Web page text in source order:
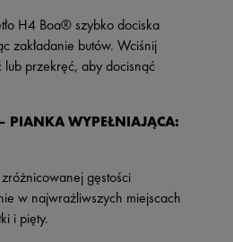
H4 Boa® szybko dociska
zakładanie butów. Wciśnij
lub przekręć, aby docisnąć
PIANKA WYPEŁNIAJĄCA:
gęstości
w najwrażliwszych miejscach
i pięty.